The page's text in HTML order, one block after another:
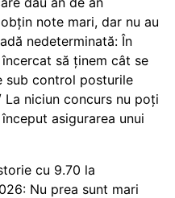
note mari, dar nu au
nedeterminată: În
să ținem cât se
sub control posturile
niciun concurs nu poți
asigurarea unui
cu 9.70 la
Nu prea sunt mari